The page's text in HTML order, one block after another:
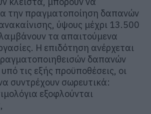
την πραγματοποίηση δαπανών
ύψους μέχρι 13.500
τα απαιτούμενα
Η επιδότηση ανέρχεται
δαπανών
τις εξής προϋποθέσεις, οι
συντρέχουν σωρευτικά:
εξοφλούνται